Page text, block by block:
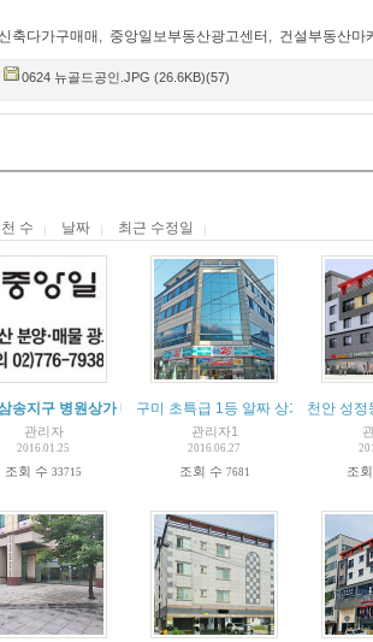
축다가구매매 , 중앙일보부동산광고센터 , 건설부동산마
0624 뉴골드공인.JPG (26.6KB)(57)
수 날짜 최근 수정일
송지구 병원상가 매물
관리자
2016.01.25
조회 수 33715
구미 초특급 1등 알짜 상가주택
관리자1
2016.06.27
조회 수 7681
천안 성정
조